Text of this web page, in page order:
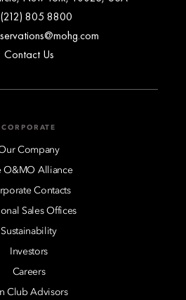
805 8800
Contact Us
CORPORATE
Company
O&MO Alliance
Contacts
Sales Offices
Sustainability
Investors
Careers
Club Advisors